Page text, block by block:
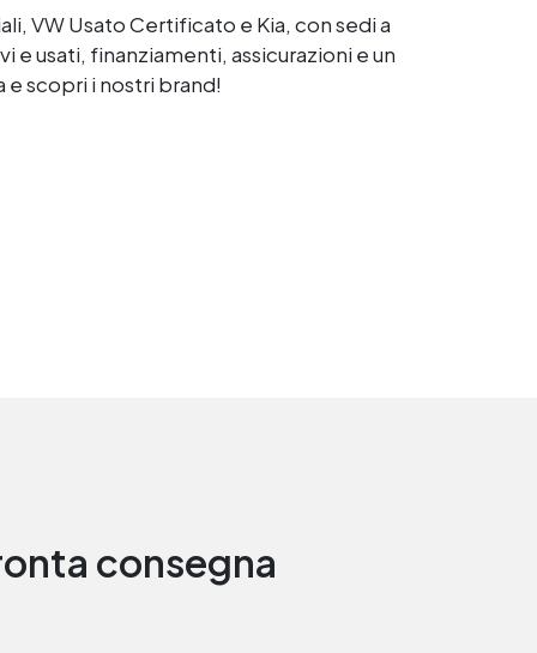
VW Usato Certificato e Kia, con sedi a
e usati, finanziamenti, assicurazioni e un
scopri i nostri brand!
consegna